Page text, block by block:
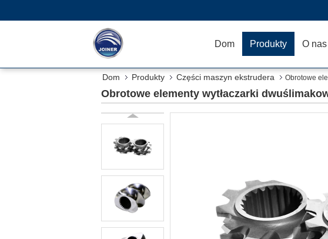
Dom Produkty O nas
Dom Produkty Części maszyn ekstrudera Obrotowe
Obrotowe elementy wytłaczarki